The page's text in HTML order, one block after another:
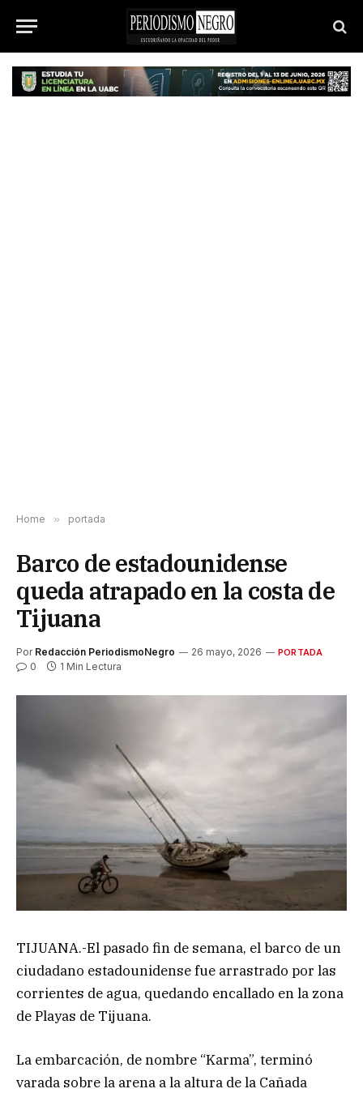
Home » portada
Barco de estadounidense
queda atrapado en la costa de
Tijuana
Por Redacción PeriodismoNegro 26 mayo, 2026 PORTADA
0 1 Min Lectura
TIJUANA.-El pasado fin de semana, el barco de un
ciudadano estadounidense fue arrastrado por las
corrientes de agua, quedando encallado en la zona
de Playas de Tijuana.
La embarcación, de nombre “Karma”, terminó
varada sobre la arena a la altura de la Cañada